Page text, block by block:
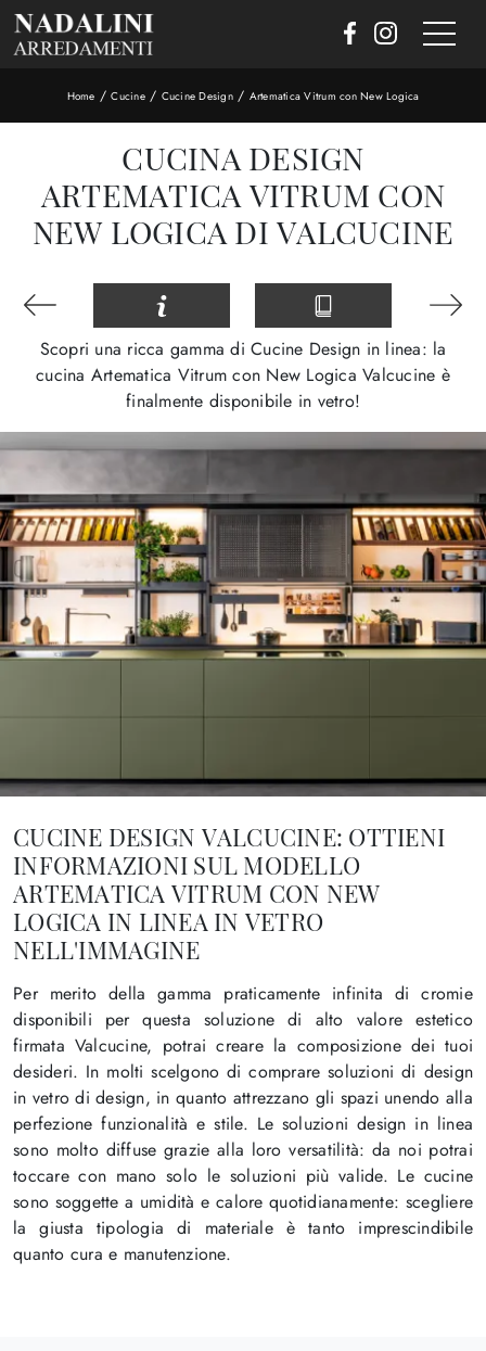
Home /Cucine/ Cucine Design / Artematica Vitrum con New Logica
CUCINA DESIGN
ARTEMATICA VITRUM CON
NEW LOGICA DI VALCUCINE
Scopri una ricca gamma di Cucine Design in linea: la
cucina Artematica Vitrum con New Logica Valcucine è
finalmente disponibile in vetro!
CUCINE DESIGN VALCUCINE: OTTIENI
INFORMAZIONI SUL MODELLO
ARTEMATICA VITRUM CON NEW
LOGICA IN LINEA IN VETRO
NELL'IMMAGINE
Per merito della gamma praticamente infinita di cromie
disponibili per questa soluzione di alto valore estetico
firmata Valcucine, potrai creare la composizione dei tuoi
desideri. In molti scelgono di comprare soluzioni di design
in vetro di design, in quanto attrezzano gli spazi unendo alla
perfezione funzionalità e stile. Le soluzioni design in linea
sono molto diffuse grazie alla loro versatilità: da noi potrai
toccare con mano solo le soluzioni più valide. Le cucine
sono soggette a umidità e calore quotidianamente: scegliere
la giusta tipologia di materiale è tanto imprescindibile
quanto cura e manutenzione.